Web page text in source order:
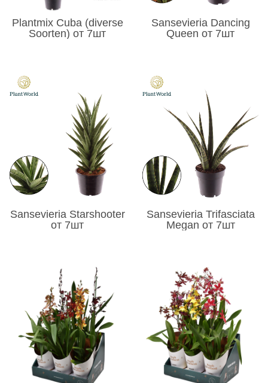
Plantmix Cuba (diverse
Soorten) от 7шт
Sansevieria Dancing
Queen от 7шт
Sansevieria Starshooter
от 7шт
Sansevieria Trifasciata
Megan от 7шт